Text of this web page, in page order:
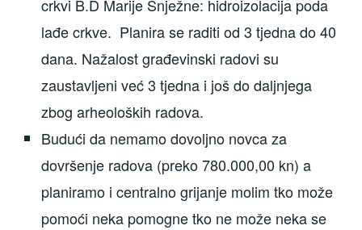
crkvi B.D Marije Snježne: hidroizolacija poda
lađe crkve. Planira se raditi od 3 tjedna do 40
dana. Nažalost građevinski radovi su
zaustavljeni već 3 tjedna i još do daljnjega
zbog arheoloških radova.
Budući da nemamo dovoljno novca za
dovršenje radova (preko 780.000,00 kn) a
planiramo i centralno grijanje molim tko može
pomoći neka pomogne tko ne može neka se